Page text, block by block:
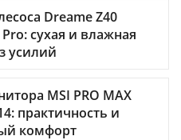
Dreame Z40
сухая и влажная
усилий
MSI PRO MAX
практичность и
комфорт